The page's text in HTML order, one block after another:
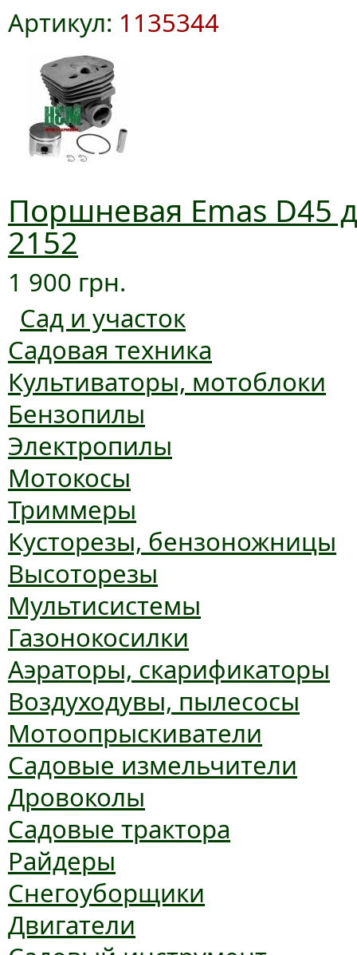
Артикул: 1135344
Поршневая Emas D45
2152
1 900 грн.
Сад и участок
Садовая техника
Культиваторы, мотоблоки
Бензопилы
Электропилы
Мотокосы
Триммеры
Кусторезы, бензоножницы
Высоторезы
Мультисистемы
Газонокосилки
Аэраторы, скарификаторы
Воздуходувы, пылесосы
Мотоопрыскиватели
Садовые измельчители
Дровоколы
Садовые трактора
Райдеры
Снегоуборщики
Двигатели